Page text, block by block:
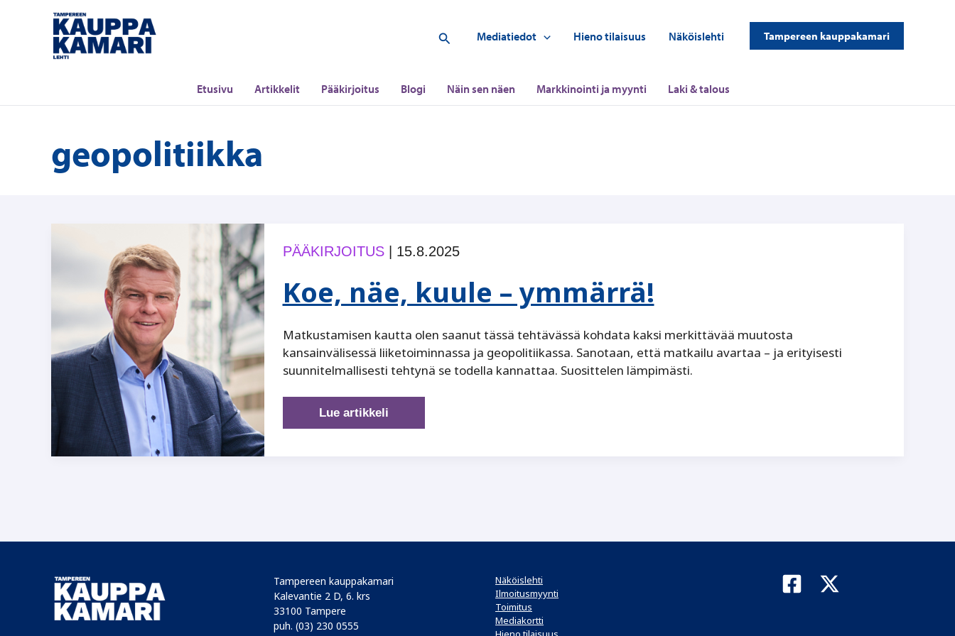
Hae Mediatiedot Hieno tilaisuus Näköislehti Tampereen kauppakamari
Etusivu Artikkelit Pääkirjoitus Blogi Näin sen näen Markkinointi ja myynti Laki & talous
geopolitiikka
PÄÄKIRJOITUS| 15.8.2025
Koe, näe, kuule – ymmärrä!
Matkustamisen kautta olen saanut tässä tehtävässä kohdata kaksi merkittävää muutosta
kansainvälisessä liiketoiminnassa ja geopolitiikassa. Sanotaan, että matkailu avartaa – ja erityisesti
suunnitelmallisesti tehtynä se todella kannattaa. Suosittelen lämpimästi.
Koe,
näe,
Lue artikkeli
Tampereen kauppakamari
Kalevantie 2 D, 6. krs
33100 Tampere
puh. (03) 230 0555
Näköislehti
Ilmoitusmyynti
Toimitus
Mediakortti